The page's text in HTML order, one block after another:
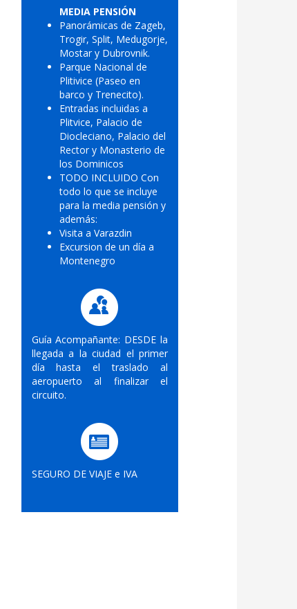
MEDIA PENSIÓN
Panorámicas de Zageb,
Trogir, Split, Medugorje,
Mostar y Dubrovnik.
Parque Nacional de
Plitivice (Paseo en
barco y Trenecito).
Entradas incluidas a
Plitvice, Palacio de
Diocleciano, Palacio del
Rector y Monasterio de
los Dominicos
TODO INCLUIDO Con
todo lo que se incluye
para la media pensión y
además:
Visita a Varazdin
Excursion de un día a
Montenegro
Guía Acompañante: DESDE la
llegada a la ciudad el primer
día hasta el traslado al
aeropuerto al finalizar el
circuito.
SEGURO DE VIAJE e IVA